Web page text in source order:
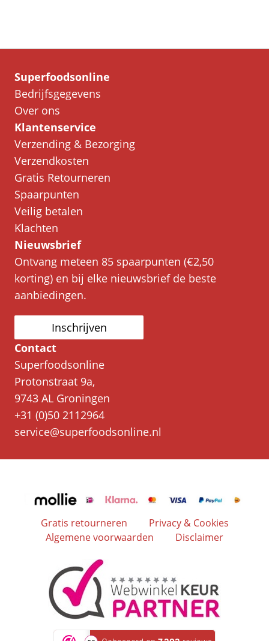
Superfoodsonline
Bedrijfsgegevens
Over ons
Klantenservice
Verzending & Bezorging
Verzendkosten
Gratis Retourneren
Spaarpunten
Veilig betalen
Klachten
Nieuwsbrief
Ontvang meteen 85 spaarpunten (€2,50
korting) en bij elke nieuwsbrief de beste
aanbiedingen.
Inschrijven
Contact
Superfoodsonline
Protonstraat 9a,
9743 AL Groningen
+31 (0)50 2112964
service@superfoodsonline.nl
Gratis retourneren
Privacy & Cookies
Algemene voorwaarden
Disclaimer